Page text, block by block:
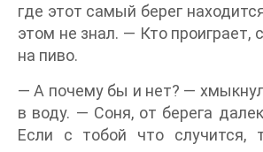
где этот самый берег
этом не знал. — Кто проиграет,
на пиво.
— А почему бы и нет? —
в воду. — Соня, от берега
Если с тобой что случится,